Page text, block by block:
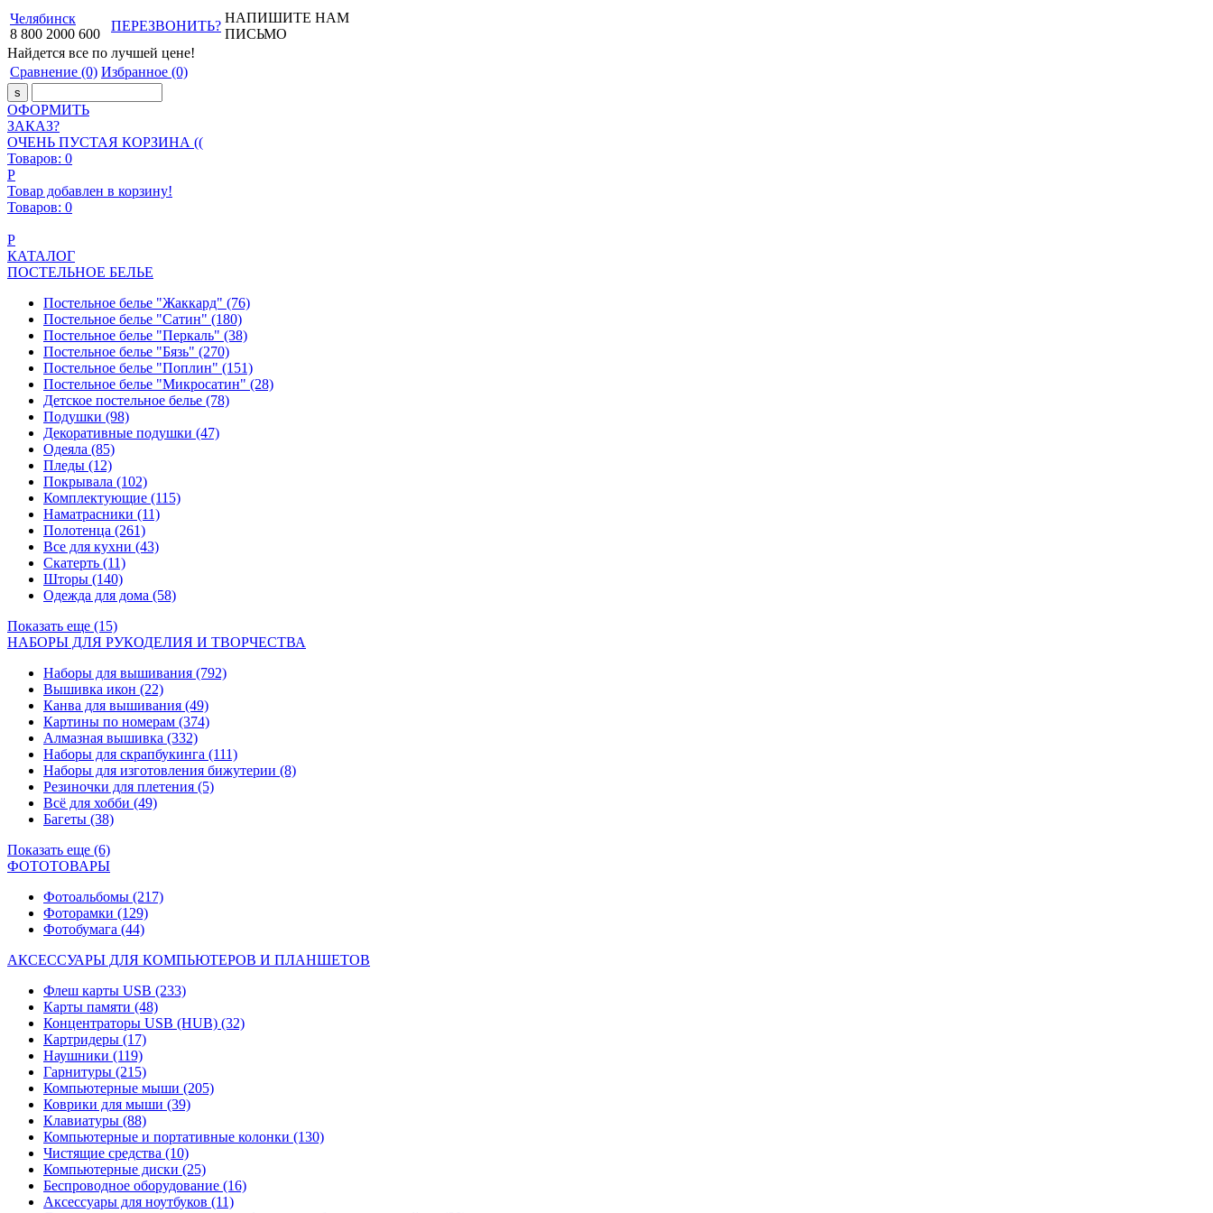
Челябинск
8 800 2000 600
ПЕРЕЗВОНИТЬ?
НАПИШИТЕ НАМ
ПИСЬМО
Найдется все по лучшей цене!
Сравнение (0) Избранное (0)
ОФОРМИТЬ
ЗАКАЗ?
ОЧЕНЬ ПУСТАЯ КОРЗИНА ((
Товаров: 0
Р
Товар добавлен в корзину!
Товаров: 0
Р
КАТАЛОГ
ПОСТЕЛЬНОЕ БЕЛЬЕ
Постельное белье "Жаккард" (76)
Постельное белье "Сатин" (180)
Постельное белье "Перкаль" (38)
Постельное белье "Бязь" (270)
Постельное белье "Поплин" (151)
Постельное белье "Микросатин" (28)
Детское постельное белье (78)
Подушки (98)
Декоративные подушки (47)
Одеяла (85)
Пледы (12)
Покрывала (102)
Комплектующие (115)
Наматрасники (11)
Полотенца (261)
Все для кухни (43)
Скатерть (11)
Шторы (140)
Одежда для дома (58)
Показать еще (15)
НАБОРЫ ДЛЯ РУКОДЕЛИЯ И ТВОРЧЕСТВА
Наборы для вышивания (792)
Вышивка икон (22)
Канва для вышивания (49)
Картины по номерам (374)
Алмазная вышивка (332)
Наборы для скрапбукинга (111)
Наборы для изготовления бижутерии (8)
Резиночки для плетения (5)
Всё для хобби (49)
Багеты (38)
Показать еще (6)
ФОТОТОВАРЫ
Фотоальбомы (217)
Фоторамки (129)
Фотобумага (44)
АКСЕССУАРЫ ДЛЯ КОМПЬЮТЕРОВ И ПЛАНШЕТОВ
Флеш карты USB (233)
Карты памяти (48)
Концентраторы USB (HUB) (32)
Картридеры (17)
Наушники (119)
Гарнитуры (215)
Компьютерные мыши (205)
Коврики для мыши (39)
Клавиатуры (88)
Компьютерные и портативные колонки (130)
Чистящие средства (10)
Компьютерные диски (25)
Беспроводное оборудование (16)
Аксессуары для ноутбуков (11)